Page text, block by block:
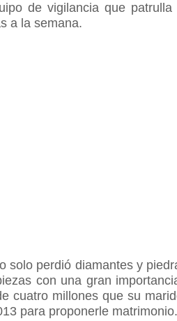
de vigilancia que
a la semana.
solo perdió diamantes y
con una gran
cuatro millones que su
para proponerle matrimonio.